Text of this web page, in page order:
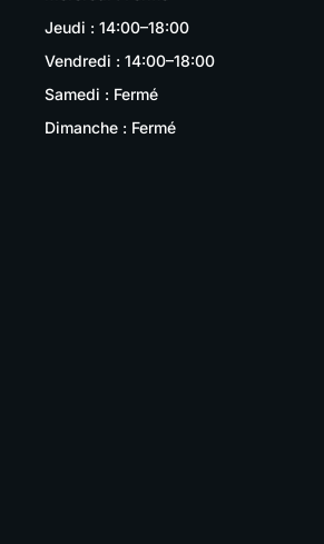
Jeudi : 14:00–18:00
Vendredi : 14:00–18:00
Samedi : Fermé
Dimanche : Fermé